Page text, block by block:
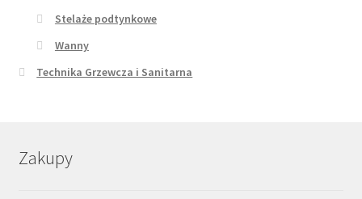
Stelaże podtynkowe
Wanny
Technika Grzewcza i Sanitarna
Zakupy